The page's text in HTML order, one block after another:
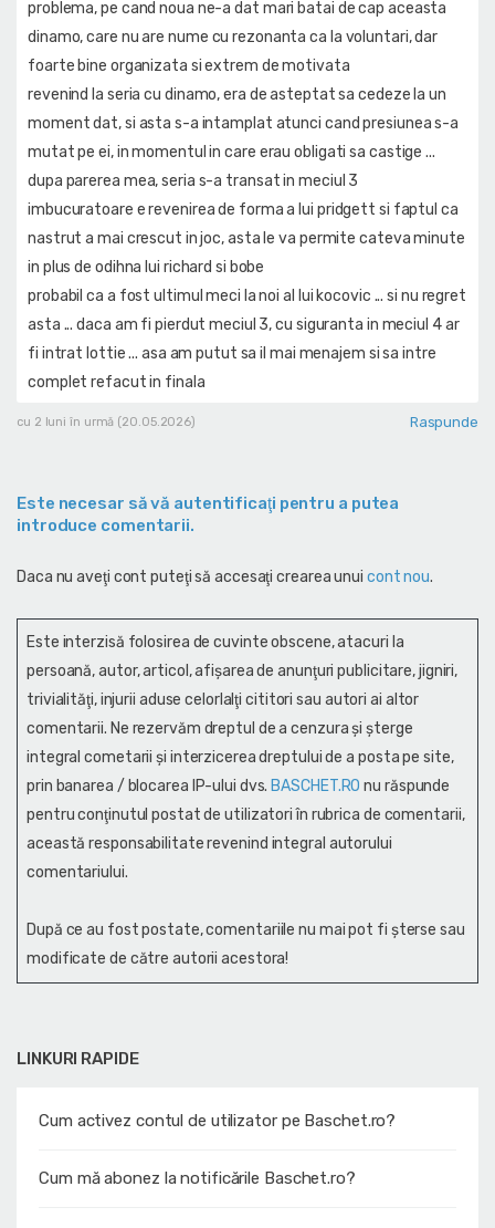
LINKURI RAPIDE
Cum activez contul de utilizator pe Baschet.ro?
Cum mă abonez la notificările Baschet.ro?
problema, pe cand noua ne-a dat mari batai de cap aceasta
dinamo, care nu are nume cu rezonanta ca la voluntari, dar
foarte bine organizata si extrem de motivata
revenind la seria cu dinamo, era de asteptat sa cedeze la un
moment dat, si asta s-a intamplat atunci cand presiunea s-a
mutat pe ei, in momentul in care erau obligati sa castige ...
dupa parerea mea, seria s-a transat in meciul 3
imbucuratoare e revenirea de forma a lui pridgett si faptul ca
nastrut a mai crescut in joc, asta le va permite cateva minute
in plus de odihna lui richard si bobe
probabil ca a fost ultimul meci la noi al lui kocovic ... si nu regret
asta ... daca am fi pierdut meciul 3, cu siguranta in meciul 4 ar
fi intrat lottie ... asa am putut sa il mai menajem si sa intre
complet refacut in finala
cu 2 luni în urmă (20.05.2026) Raspunde
Este necesar să vă autentificaţi pentru a putea
introduce comentarii.
Daca nu aveţi cont puteţi să accesaţi crearea unui cont nou.
Este interzisă folosirea de cuvinte obscene, atacuri la
persoană, autor, articol, afişarea de anunţuri publicitare, jigniri,
trivialităţi, injurii aduse celorlalţi cititori sau autori ai altor
comentarii. Ne rezervăm dreptul de a cenzura și şterge
integral cometarii și interzicerea dreptului de a posta pe site,
prin banarea / blocarea IP-ului dvs. BASCHET.RO nu răspunde
pentru conţinutul postat de utilizatori în rubrica de comentarii,
această responsabilitate revenind integral autorului
comentariului.
După ce au fost postate, comentariile nu mai pot fi șterse sau
modificate de către autorii acestora!